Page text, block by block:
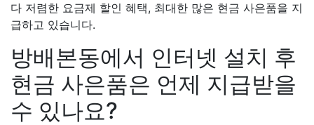
다 저렴한 요금제 할인 혜택, 최대한 많은 현금 사은품을 지
급하고 있습니다.
방배본동에서 인터넷 설치 후
현금 사은품은 언제 지급받을
수 있나요?